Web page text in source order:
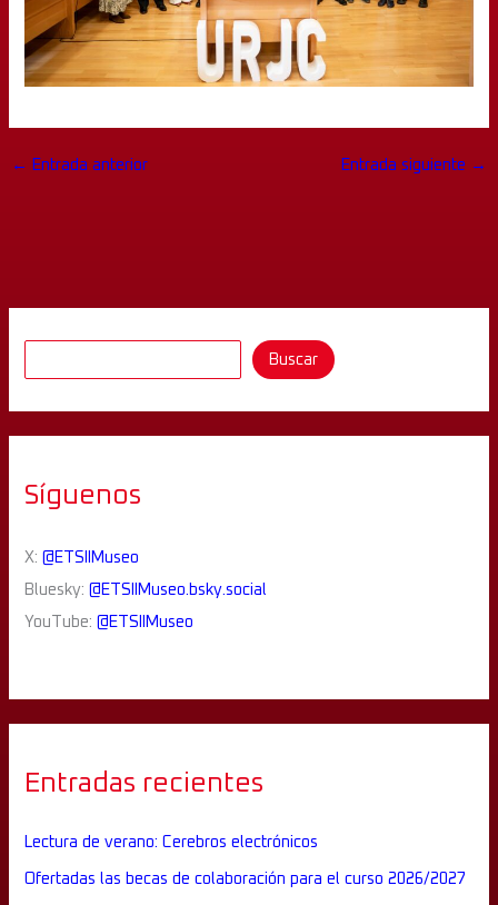
← Entrada anterior Entrada siguiente →
Buscar
Síguenos
X:@ETSIIMuseo
Bluesky:@ETSIIMuseo.bsky.social
YouTube:@ETSIIMuseo
Entradas recientes
Lectura de verano: Cerebros electrónicos
Ofertadas las becas de colaboración para el curso 2026/2027